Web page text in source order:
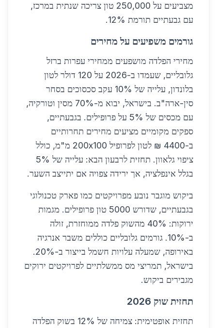
מצביעים על 250,000 טון צריכה שנתית במרכז,
עם גבעתיים תורמת 12%.
גורמים משפיעים על מחירים
מחירי הפלדה מושפעים ממחירי עפרות ברזל
גלובליים, שעמדו ב-2026 על 120 דולר לטון
בלונדון, עלייה של 10% עקב סכסוכים בסחר
סין-ארה"ב. בישראל, יבוא מ-70% מסין וטורקיה,
עם מכסים של 5% על פרופילים. בגבעתיים,
ספקים מקומיים מציעים מחירים תחרותיים
ב-4400 ₪ לטון לפרופיל 200x100 מ"מ, כולל
ציפוי גלאוון. תחזית לרבעון הבא: עלייה של 5%
בגלל אינפלציה, אך ירידה צפויה אם יתייצב השער.
ביקוש מוגבר נובע מפרויקטים כמו פארק טכנולוגי
בגבעתיים, שדורש 5000 טון פרופילים. מגמות
ירוקות: 40% מהשוק פלדה ממוחזרת, זולה
ב-10%. גורמים גלובליים כוללים משבר אנרגיה
באירופה, שמעלה עלויות חשמל בייצור ב-20%.
בישראל, תמריצי מס ממשלתיים לפרויקטים ירוקים
מגבירים ביקוש.
תחזית שוק 2026
תחזית אופטימית: צמיחה של 12% בשוק הפלדה